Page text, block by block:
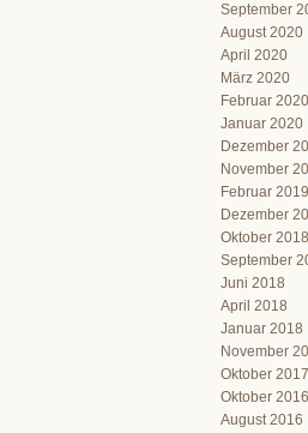
September
August 2020
April 2020
März 2020
Februar 2020
Januar 2020
Dezember
November
Februar 2019
Dezember
Oktober 2018
September
Juni 2018
April 2018
Januar 2018
November
Oktober 2017
Oktober 2016
August 2016